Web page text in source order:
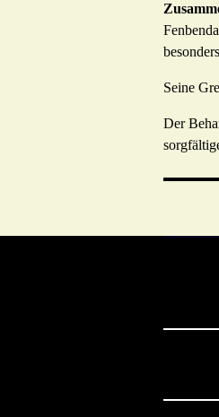
Seine
Der